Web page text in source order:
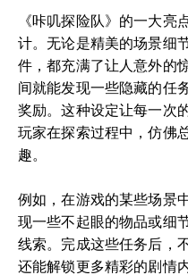
《咔叽探险队》的一大亮
计。无论是精美的场景细
件，都充满了让人意外的
间就能发现一些隐藏的任
奖励。这种设定让每一次
玩家在探索过程中，仿佛
趣。
例如，在游戏的某些场景
现一些不起眼的物品或细
线索。完成这些任务后，
还能解锁更多精彩的剧情